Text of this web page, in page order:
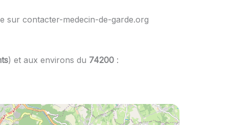
sur contacter-medecin-de-garde.org
) et aux environs du 74200 :